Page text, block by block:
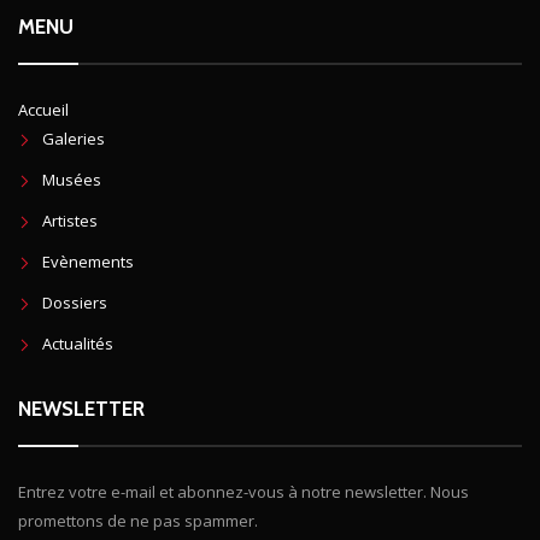
MENU
Accueil
Galeries
Musées
Artistes
Evènements
Dossiers
Actualités
NEWSLETTER
Entrez votre e-mail et abonnez-vous à notre newsletter. Nous
promettons de ne pas spammer.